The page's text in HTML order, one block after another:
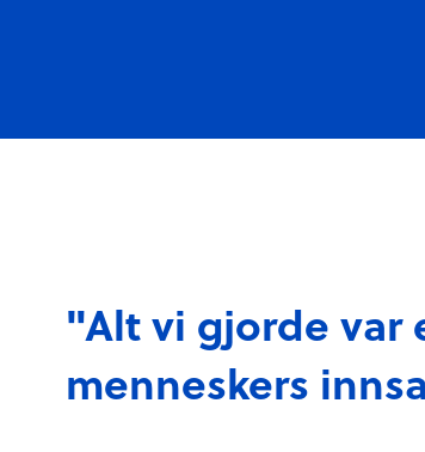
"Alt vi gjorde var
menneskers